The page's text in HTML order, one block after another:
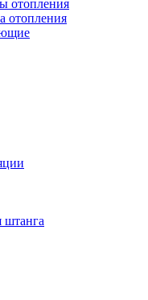
отопления
отопления
штанга